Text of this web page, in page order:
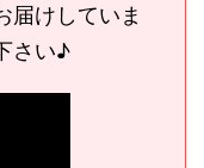
届けしていま
さい♪